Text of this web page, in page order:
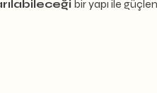
bir yapı ile